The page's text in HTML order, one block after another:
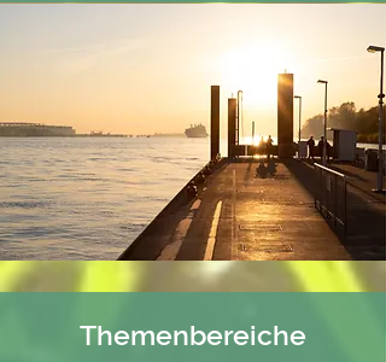
Themenbereiche